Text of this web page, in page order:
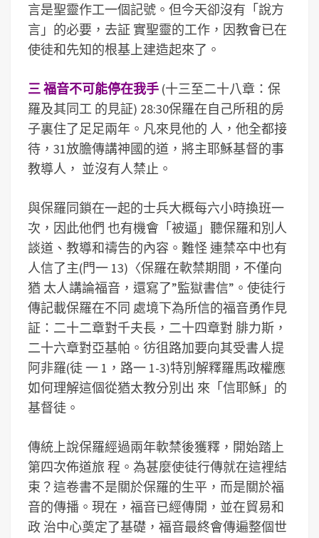
言是聖靈作工一個記號。但今天卻沒有「說方
言」的必要，去証 實聖靈的工作，因教會已在
使徒和先知的根基上建造起來了。
三 福音不可能停在我手 (十三至二十八章：保
羅及其同工 的見証) 28:30保羅在自己所租的房
子裏住了足足兩年。凡來見他的 人，他全都接
待，31放膽傳講神國的道，將主耶穌基督的事
教導人， 並沒有人禁止。
與保羅同鎖在一起的士兵大概每六小時換班一
次，因此他們 也有機會「被逼」聽保羅和別人
談道、教導和禱告的內容。難怪 連禁卒中也有
人信了主(門一 13)〈保羅在軟禁期間，不僅向
猶 太人講論福音，還寫了”監獄書信”。使徒行
傳記載保羅在不同 處境下為所信的福音勇作見
証：二十二章對千夫長，二十四章對 腓力斯，
二十六章對亞基帕。彷徂路加要向其受書人提
阿非羅(徒 一 1，路一 1-3)特別解釋羅馬政權應
如何理解這個從猶太教分別出 來「信耶穌」的
基督徒。
傳統上說保羅經過兩年軟禁後獲釋，開始踏上
第四次佈道旅 程。為甚麼使徒行傳就在這裡結
束？這卷書不是關於保羅的生平，而是關於福
音的傳播。現在，福音已經傳開，並在貿易和
政 治中心奠定了基礎，福音最終會傳遍整個世